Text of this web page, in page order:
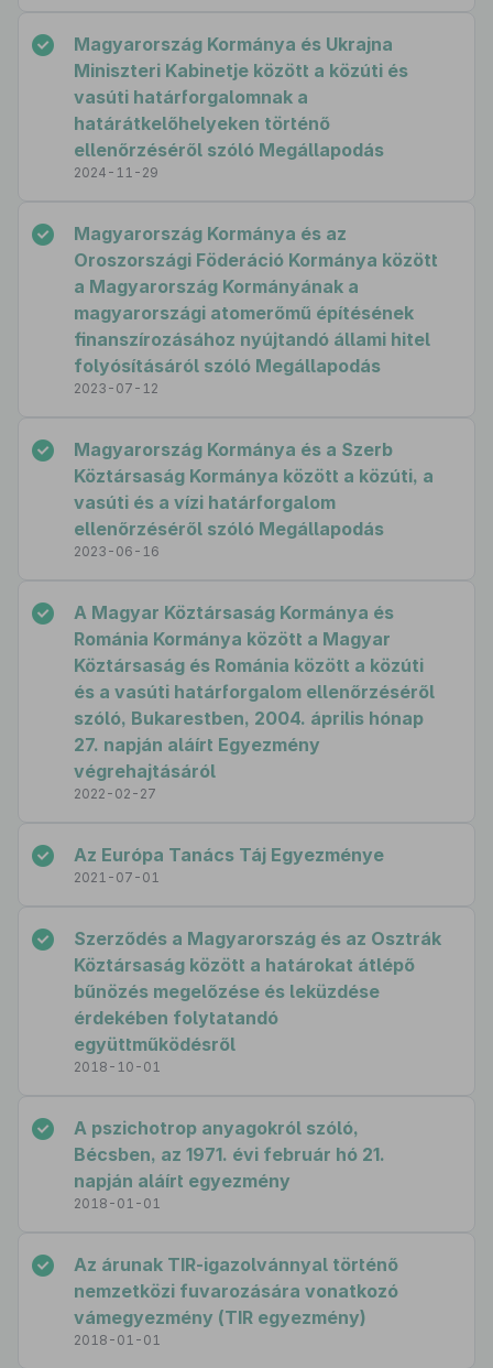
Magyarország Kormánya és Ukrajna
Miniszteri Kabinetje között a közúti és
vasúti határforgalomnak a
határátkelőhelyeken történő
ellenőrzéséről szóló Megállapodás
2024-11-29
Magyarország Kormánya és az
Oroszországi Föderáció Kormánya között
a Magyarország Kormányának a
magyarországi atomerőmű építésének
finanszírozásához nyújtandó állami hitel
folyósításáról szóló Megállapodás
2023-07-12
Magyarország Kormánya és a Szerb
Köztársaság Kormánya között a közúti, a
vasúti és a vízi határforgalom
ellenőrzéséről szóló Megállapodás
2023-06-16
A Magyar Köztársaság Kormánya és
Románia Kormánya között a Magyar
Köztársaság és Románia között a közúti
és a vasúti határforgalom ellenőrzéséről
szóló, Bukarestben, 2004. április hónap
27. napján aláírt Egyezmény
végrehajtásáról
2022-02-27
Az Európa Tanács Táj Egyezménye
2021-07-01
Szerződés a Magyarország és az Osztrák
Köztársaság között a határokat átlépő
bűnözés megelőzése és leküzdése
érdekében folytatandó
együttműködésről
2018-10-01
A pszichotrop anyagokról szóló,
Bécsben, az 1971. évi február hó 21.
napján aláírt egyezmény
2018-01-01
Az árunak TIR-igazolvánnyal történő
nemzetközi fuvarozására vonatkozó
vámegyezmény (TIR egyezmény)
2018-01-01